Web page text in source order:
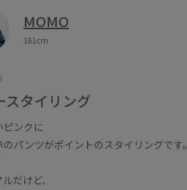
MOMO
161cm
スタイリング
ピンクに
パンツがポイントのスタイリングです。
だけど、